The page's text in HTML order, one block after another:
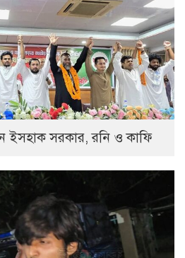
ইসহাক সরকার, রনি ও কাফি